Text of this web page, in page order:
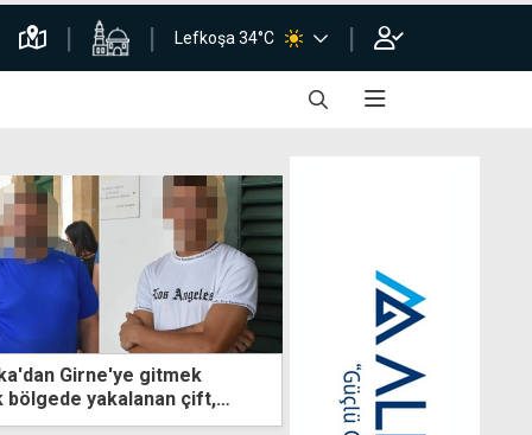
Lefkoşa 34°C
Girne'ye gitmek
bölgede yakalanan çift,